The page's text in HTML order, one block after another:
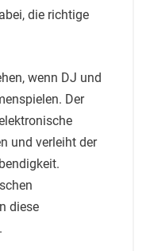
die richtige
wenn DJ und
Der
und verleiht der
diese